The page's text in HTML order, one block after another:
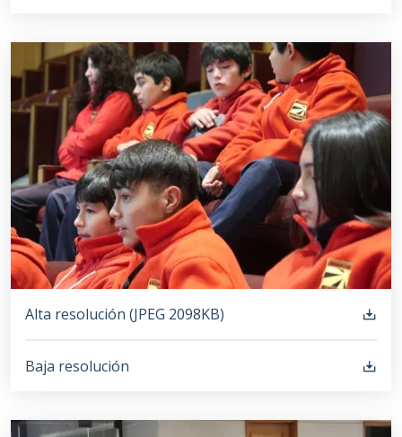
Alta resolución (JPEG 2098KB)
Baja resolución